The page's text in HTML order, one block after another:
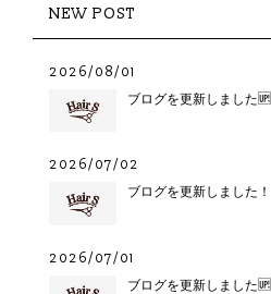
NEW POST
2026/08/01
ブログを更新しました🆙
2026/07/02
ブログを更新しました！
2026/07/01
ブログを更新しました🆙